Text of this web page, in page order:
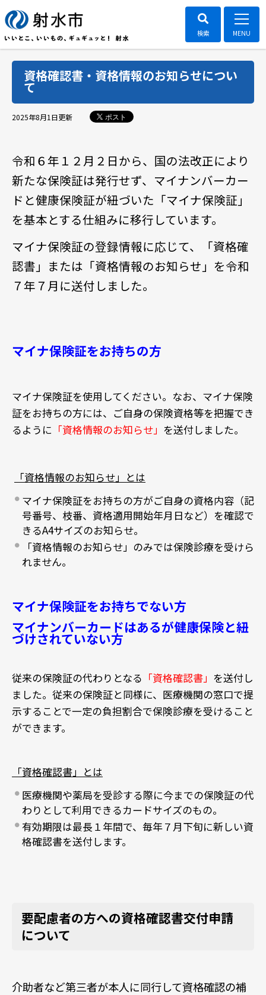
資格確認書・資格情報のお知らせについ
て
2025年8月1日更新 ポスト
令和６年１２月２日から、国の法改正により
新たな保険証は発行せず、マイナンバーカー
ドと健康保険証が紐づいた「マイナ保険証」
を基本とする仕組みに移行しています。
マイナ保険証の登録情報に応じて、「資格確
認書」または「資格情報のお知らせ」を令和
７年７月に送付しました。
マイナ保険証をお持ちの方
マイナ保険証を使用してください。なお、マイナ保険
証をお持ちの方には、ご自身の保険資格等を把握でき
るように 「資格情報のお知らせ」 を送付しました。
「資格情報のお知らせ」とは
マイナ保険証をお持ちの方がご自身の資格内容（記
号番号、枝番、資格適用開始年月日など）を確認で
きるA4サイズのお知らせ。
「資格情報のお知らせ」のみでは保険診療を受けら
れません。
マイナ保険証をお持ちでない方
マイナンバーカードはあるが健康保険と紐
づけされていない方
従来の保険証の代わりとなる 「資格確認書」 を送付し
ました。従来の保険証と同様に、医療機関の窓口で提
示することで一定の負担割合で保険診療を受けること
ができます。
「資格確認書」とは
医療機関や薬局を受診する際に今までの保険証の代
わりとして利用できるカードサイズのもの。
有効期限は最長１年間で、毎年７月下旬に新しい資
格確認書を送付します。
要配慮者の方への資格確認書交付申請
について
介助者など第三者が本人に同行して資格確認の補